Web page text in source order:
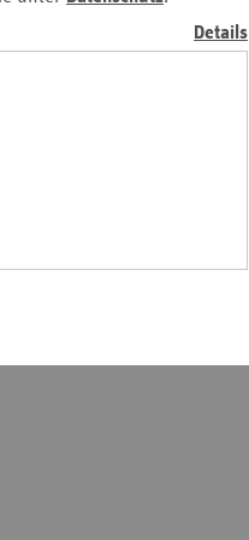
Details
Ort zusammenzuarbeiten